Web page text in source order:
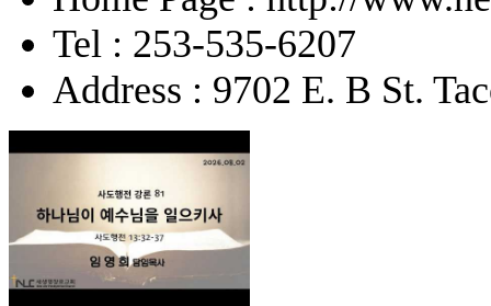
Tel : 253-535-6207
Address : 9702 E. B St.